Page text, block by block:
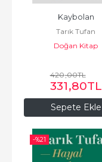
Sepete Ekle
Kaybolan
Tarık Tufan
Doğan Kitap
420,00TL
331,80TL
-%21